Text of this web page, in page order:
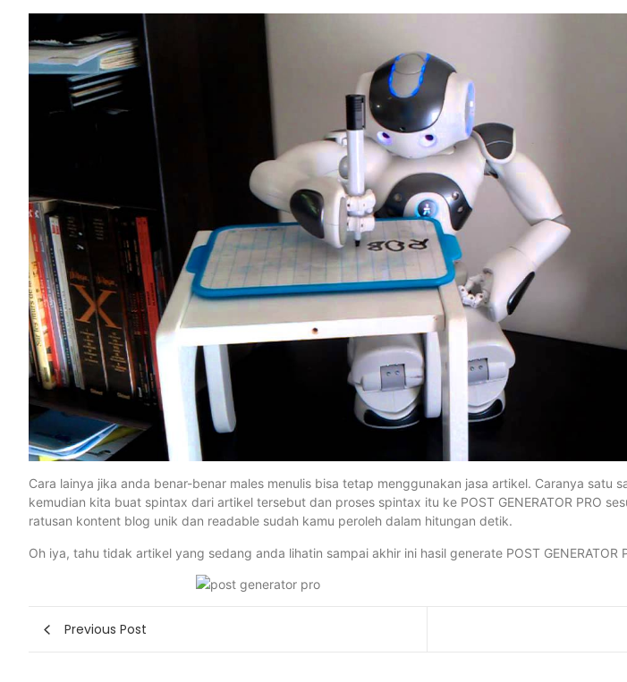
Cara lainya jika anda benar-benar males menulis bisa tetap menggunakan jasa artikel. Caranya satu
kemudian kita buat spintax dari artikel tersebut dan proses spintax itu ke POST GENERATOR PRO
ratusan kontent blog unik dan readable sudah kamu peroleh dalam hitungan detik.
Oh iya, tahu tidak artikel yang sedang anda lihatin sampai akhir ini hasil generate POST GENERATOR
Previous Post